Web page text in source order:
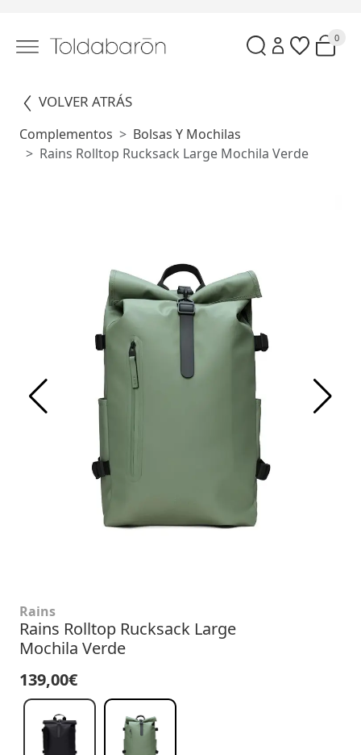
0
VOLVER ATRÁS
Complementos
Bolsas Y Mochilas
Rains Rolltop Rucksack Large Mochila Verde
Rains
Rains Rolltop Rucksack Large
Mochila Verde
139,00€